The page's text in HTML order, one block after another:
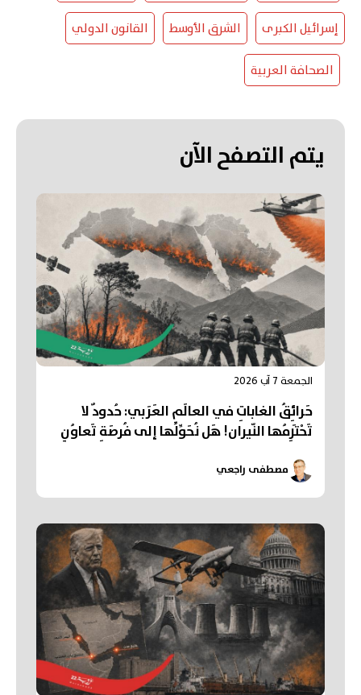
إسرائيل الكبرى الشرق الأوسط القانون الدولي
الصحافة العربية
يتم التصفح الآن
الجمعة 7 آب 2026
حَرائِقُ الغاباتِ في العالَمِ العَرَبي: حُدودٌ لا
تَحْتَرِمُها النّيران! هَل نُحَوِّلُها إلى فُرصَةِ تَعاوُنٍ
مصطفى راجعي